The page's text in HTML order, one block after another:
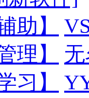
助】
理】
习】